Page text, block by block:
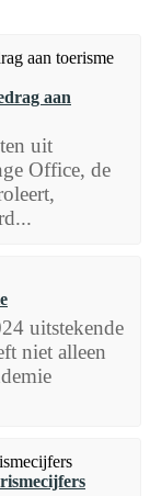
aan
uit
Office, de
uitstekende
niet alleen